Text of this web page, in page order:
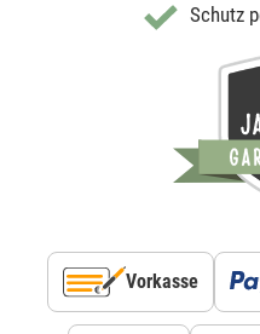
Schutz
Vorkasse